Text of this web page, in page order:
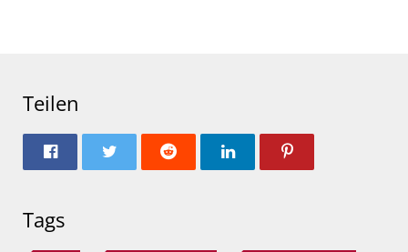
Teilen
Tags